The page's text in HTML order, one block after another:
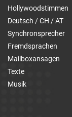
Hollywoodstimmen
Deutsch / CH / AT
Synchronsprecher
Fremdsprachen
Mailboxansagen
Texte
Musik